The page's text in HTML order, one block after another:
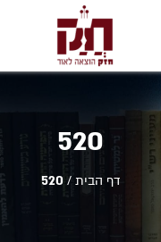
520
דף הבית /
520